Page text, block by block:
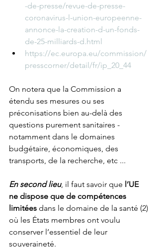
-de-presse/revue-de-presse-
coronavirus-l-union-europeenne-
annonce-la-creation-d-un-fonds-
de-25-milliards-d.html
https://ec.europa.eu/commission/
presscorner/detail/fr/ip_20_44
On notera que la Commission a
étendu ses mesures ou ses
préconisations bien au-delà des
questions purement sanitaires -
notamment dans le domaines
budgétaire, économiques, des
transports, de la recherche, etc ...
En second lieu, il faut savoir que l’UE
ne dispose que de compétences
limitées dans le domaine de la santé (2)
où les États membres ont voulu
conserver l’essentiel de leur
souveraineté.